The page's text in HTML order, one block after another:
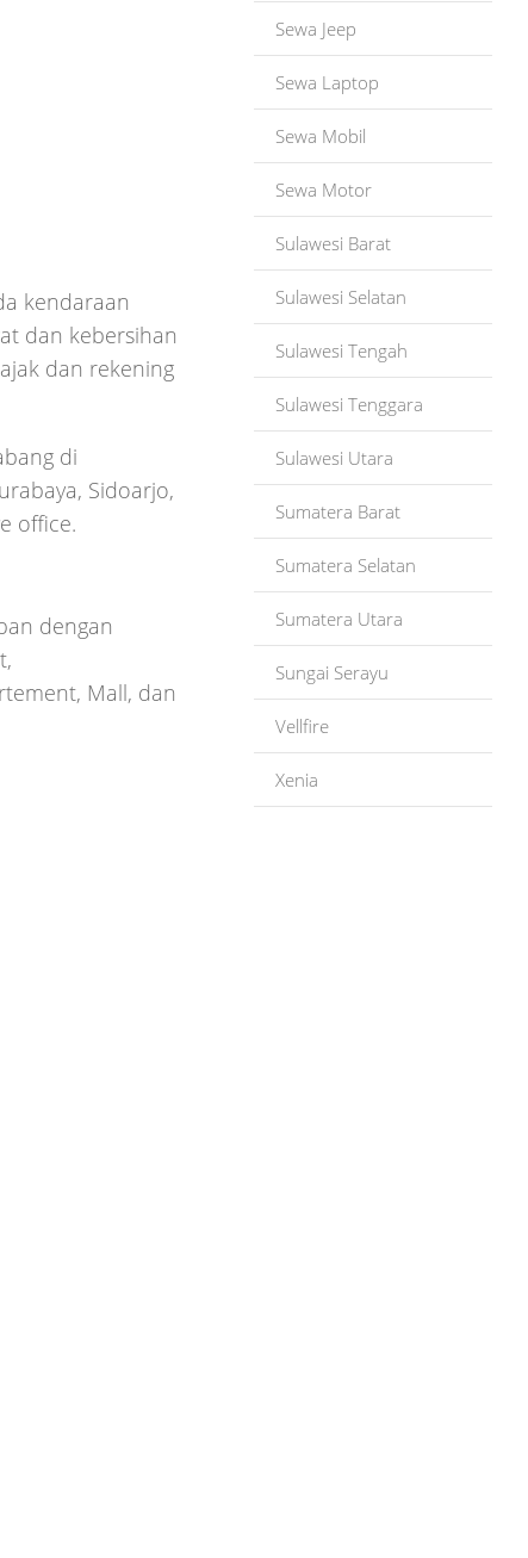
kendaraan
dan kebersihan
dan rekening
di
Sidoarjo,
office.
dengan
Mall, dan
Sewa Jeep
Sewa Laptop
Sewa Mobil
Sewa Motor
Sulawesi Barat
Sulawesi Selatan
Sulawesi Tengah
Sulawesi Tenggara
Sulawesi Utara
Sumatera Barat
Sumatera Selatan
Sumatera Utara
Sungai Serayu
Vellfire
Xenia